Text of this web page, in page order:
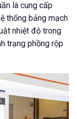
là cung cấp
thống bảng mạch
nhiệt độ trong
trạng phồng rộp